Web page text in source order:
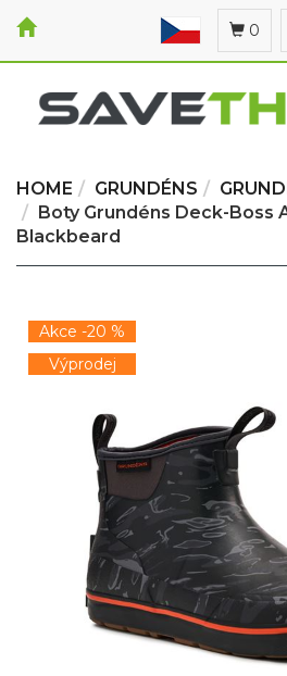
0
HOME GRUNDÉNS
Boty Grundéns Deck-Boss
Blackbeard
Akce -20 %
Výprodej